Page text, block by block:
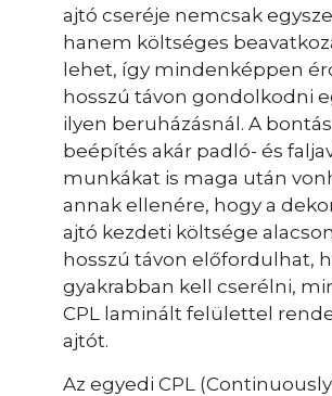
ajtó cseréje nemcsak
hanem költséges
lehet, így mindenképpen
hosszú távon gondolkodni
ilyen beruházásnál. A bontás
beépítés akár padló- és
munkákat is maga után
annak ellenére, hogy a
ajtó kezdeti költsége
hosszú távon előfordulhat,
gyakrabban kell cserélni,
CPL laminált felülettel
ajtót.
Az egyedi CPL